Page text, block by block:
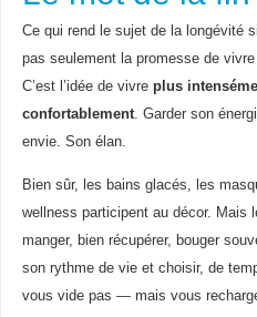
Ce qui rend le sujet de la longévité
pas seulement la promesse de
C’est l’idée de vivre plus
confortablement. Garder son
envie. Son élan.
Bien sûr, les bains glacés, les
wellness participent au décor. Mais
manger, bien récupérer, bouger
son rythme de vie et choisir, de
vous vide pas — mais vous